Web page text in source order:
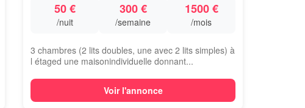
50 €
/nuit
300 €
/semaine
1500 €
/mois
3 chambres (2 lits doubles, une avec 2 lits simples) à
l étaged une maisonindividuelle donnant...
Voir l'annonce